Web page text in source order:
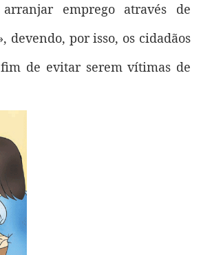
emprego através de
devendo, por isso, os cidadãos
de evitar serem vítimas de